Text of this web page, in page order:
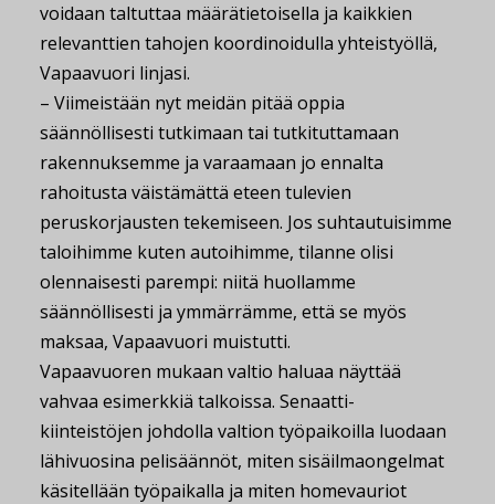
voidaan taltuttaa määrätietoisella ja kaikkien
relevanttien tahojen koordinoidulla yhteistyöllä,
Vapaavuori linjasi.
– Viimeistään nyt meidän pitää oppia
säännöllisesti tutkimaan tai tutkituttamaan
rakennuksemme ja varaamaan jo ennalta
rahoitusta väistämättä eteen tulevien
peruskorjausten tekemiseen. Jos suhtautuisimme
taloihimme kuten autoihimme, tilanne olisi
olennaisesti parempi: niitä huollamme
säännöllisesti ja ymmärrämme, että se myös
maksaa, Vapaavuori muistutti.
Vapaavuoren mukaan valtio haluaa näyttää
vahvaa esimerkkiä talkoissa. Senaatti-
kiinteistöjen johdolla valtion työpaikoilla luodaan
lähivuosina pelisäännöt, miten sisäilmaongelmat
käsitellään työpaikalla ja miten homevauriot